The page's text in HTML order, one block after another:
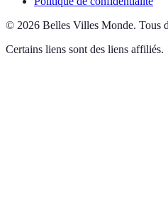
© 2026 Belles Villes Monde. Tous
Certains liens sont des liens affiliés.